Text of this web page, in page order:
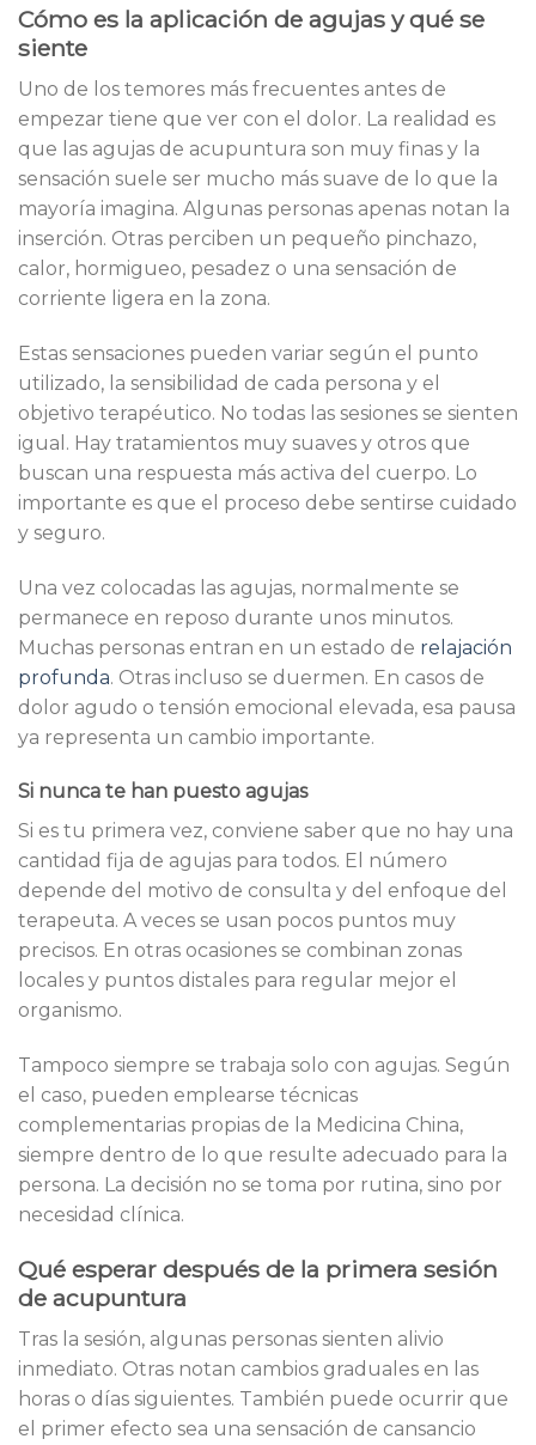
Cómo es la aplicación de agujas y qué se
siente
Uno de los temores más frecuentes antes de
empezar tiene que ver con el dolor. La realidad es
que las agujas de acupuntura son muy finas y la
sensación suele ser mucho más suave de lo que la
mayoría imagina. Algunas personas apenas notan la
inserción. Otras perciben un pequeño pinchazo,
calor, hormigueo, pesadez o una sensación de
corriente ligera en la zona.
Estas sensaciones pueden variar según el punto
utilizado, la sensibilidad de cada persona y el
objetivo terapéutico. No todas las sesiones se sienten
igual. Hay tratamientos muy suaves y otros que
buscan una respuesta más activa del cuerpo. Lo
importante es que el proceso debe sentirse cuidado
y seguro.
Una vez colocadas las agujas, normalmente se
permanece en reposo durante unos minutos.
Muchas personas entran en un estado de relajación
profunda. Otras incluso se duermen. En casos de
dolor agudo o tensión emocional elevada, esa pausa
ya representa un cambio importante.
Si nunca te han puesto agujas
Si es tu primera vez, conviene saber que no hay una
cantidad fija de agujas para todos. El número
depende del motivo de consulta y del enfoque del
terapeuta. A veces se usan pocos puntos muy
precisos. En otras ocasiones se combinan zonas
locales y puntos distales para regular mejor el
organismo.
Tampoco siempre se trabaja solo con agujas. Según
el caso, pueden emplearse técnicas
complementarias propias de la Medicina China,
siempre dentro de lo que resulte adecuado para la
persona. La decisión no se toma por rutina, sino por
necesidad clínica.
Qué esperar después de la primera sesión
de acupuntura
Tras la sesión, algunas personas sienten alivio
inmediato. Otras notan cambios graduales en las
horas o días siguientes. También puede ocurrir que
el primer efecto sea una sensación de cansancio